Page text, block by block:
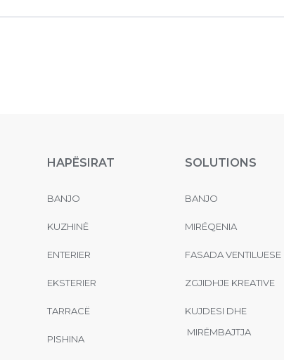
HAPËSIRAT
BANJO
KUZHINË
ENTERIER
EKSTERIER
TARRACË
PISHINA
SOLUTIONS
BANJO
MIRËQENIA
FASADA VENTILUESE
ZGJIDHJE KREATIVE
KUJDESI DHE
MIRËMBAJTJA